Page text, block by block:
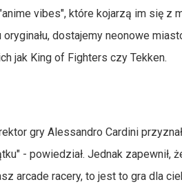
vibes", które kojarzą im się z
dostajemy neonowe
jak King of Fighters czy Tekken.
gry Alessandro Cardini
- powiedział. Jednak zapewnił,
arcade racery, to jest to gra dla